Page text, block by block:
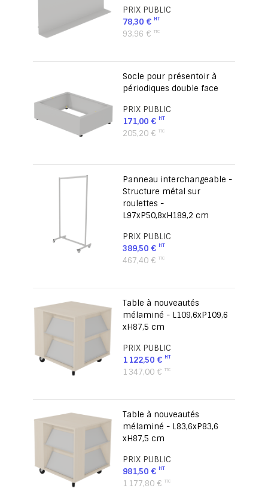
PRIX PUBLIC
78,30 €
93,96 €
Socle pour présentoir à
périodiques double face
PRIX PUBLIC
171,00 €
205,20 €
Panneau interchangeable -
Structure métal sur
roulettes -
L97xP50,8xH189,2 cm
PRIX PUBLIC
389,50 €
467,40 €
Table à nouveautés
mélaminé - L109,6xP109,6
xH87,5 cm
PRIX PUBLIC
1 122,50 €
1 347,00 €
Table à nouveautés
mélaminé - L83,6xP83,6
xH87,5 cm
PRIX PUBLIC
981,50 €
1 177,80 €